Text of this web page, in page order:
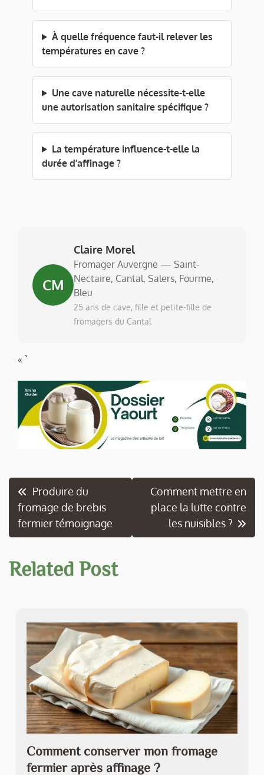
À quelle fréquence faut-il relever les
températures en cave ?
Une cave naturelle nécessite-t-elle
une autorisation sanitaire spécifique ?
La température influence-t-elle la
durée d’affinage ?
CM
Claire Morel
Fromager Auvergne — Saint-
Nectaire, Cantal, Salers, Fourme,
Bleu
25 ans de cave, fille et petite-fille de
fromagers du Cantal
« `
Navigation
de
l’article
Produire du
fromage de brebis
fermier témoignage
Comment mettre en
place la lutte contre
les nuisibles ?
Related Post
Comment conserver mon fromage
fermier après affinage ?